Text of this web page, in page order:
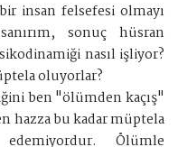
bir insan felsefesi olmayı
sonuç hüsran
nasıl işliyor?
oluyorlar?
ben "ölümden kaçış"
hazza bu kadar müptela
Ölümle